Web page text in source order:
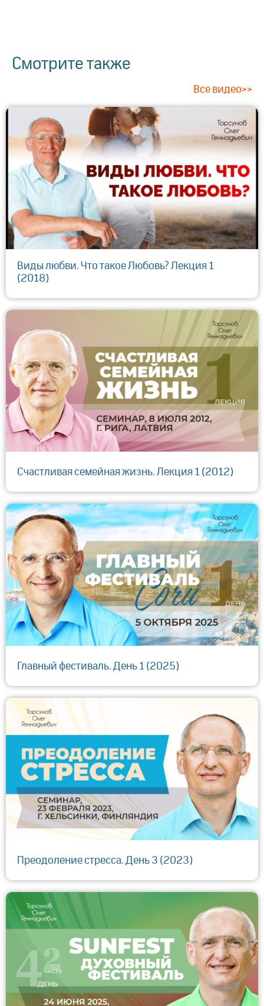
Смотрите также
Все видео>>
Виды любви. Что такое Любовь? Лекция 1
(2018)
Счастливая семейная жизнь. Лекция 1 (2012)
Главный фестиваль. День 1 (2025)
Преодоление стресса. День 3 (2023)